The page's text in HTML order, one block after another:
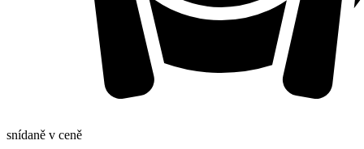
snídaně v ceně